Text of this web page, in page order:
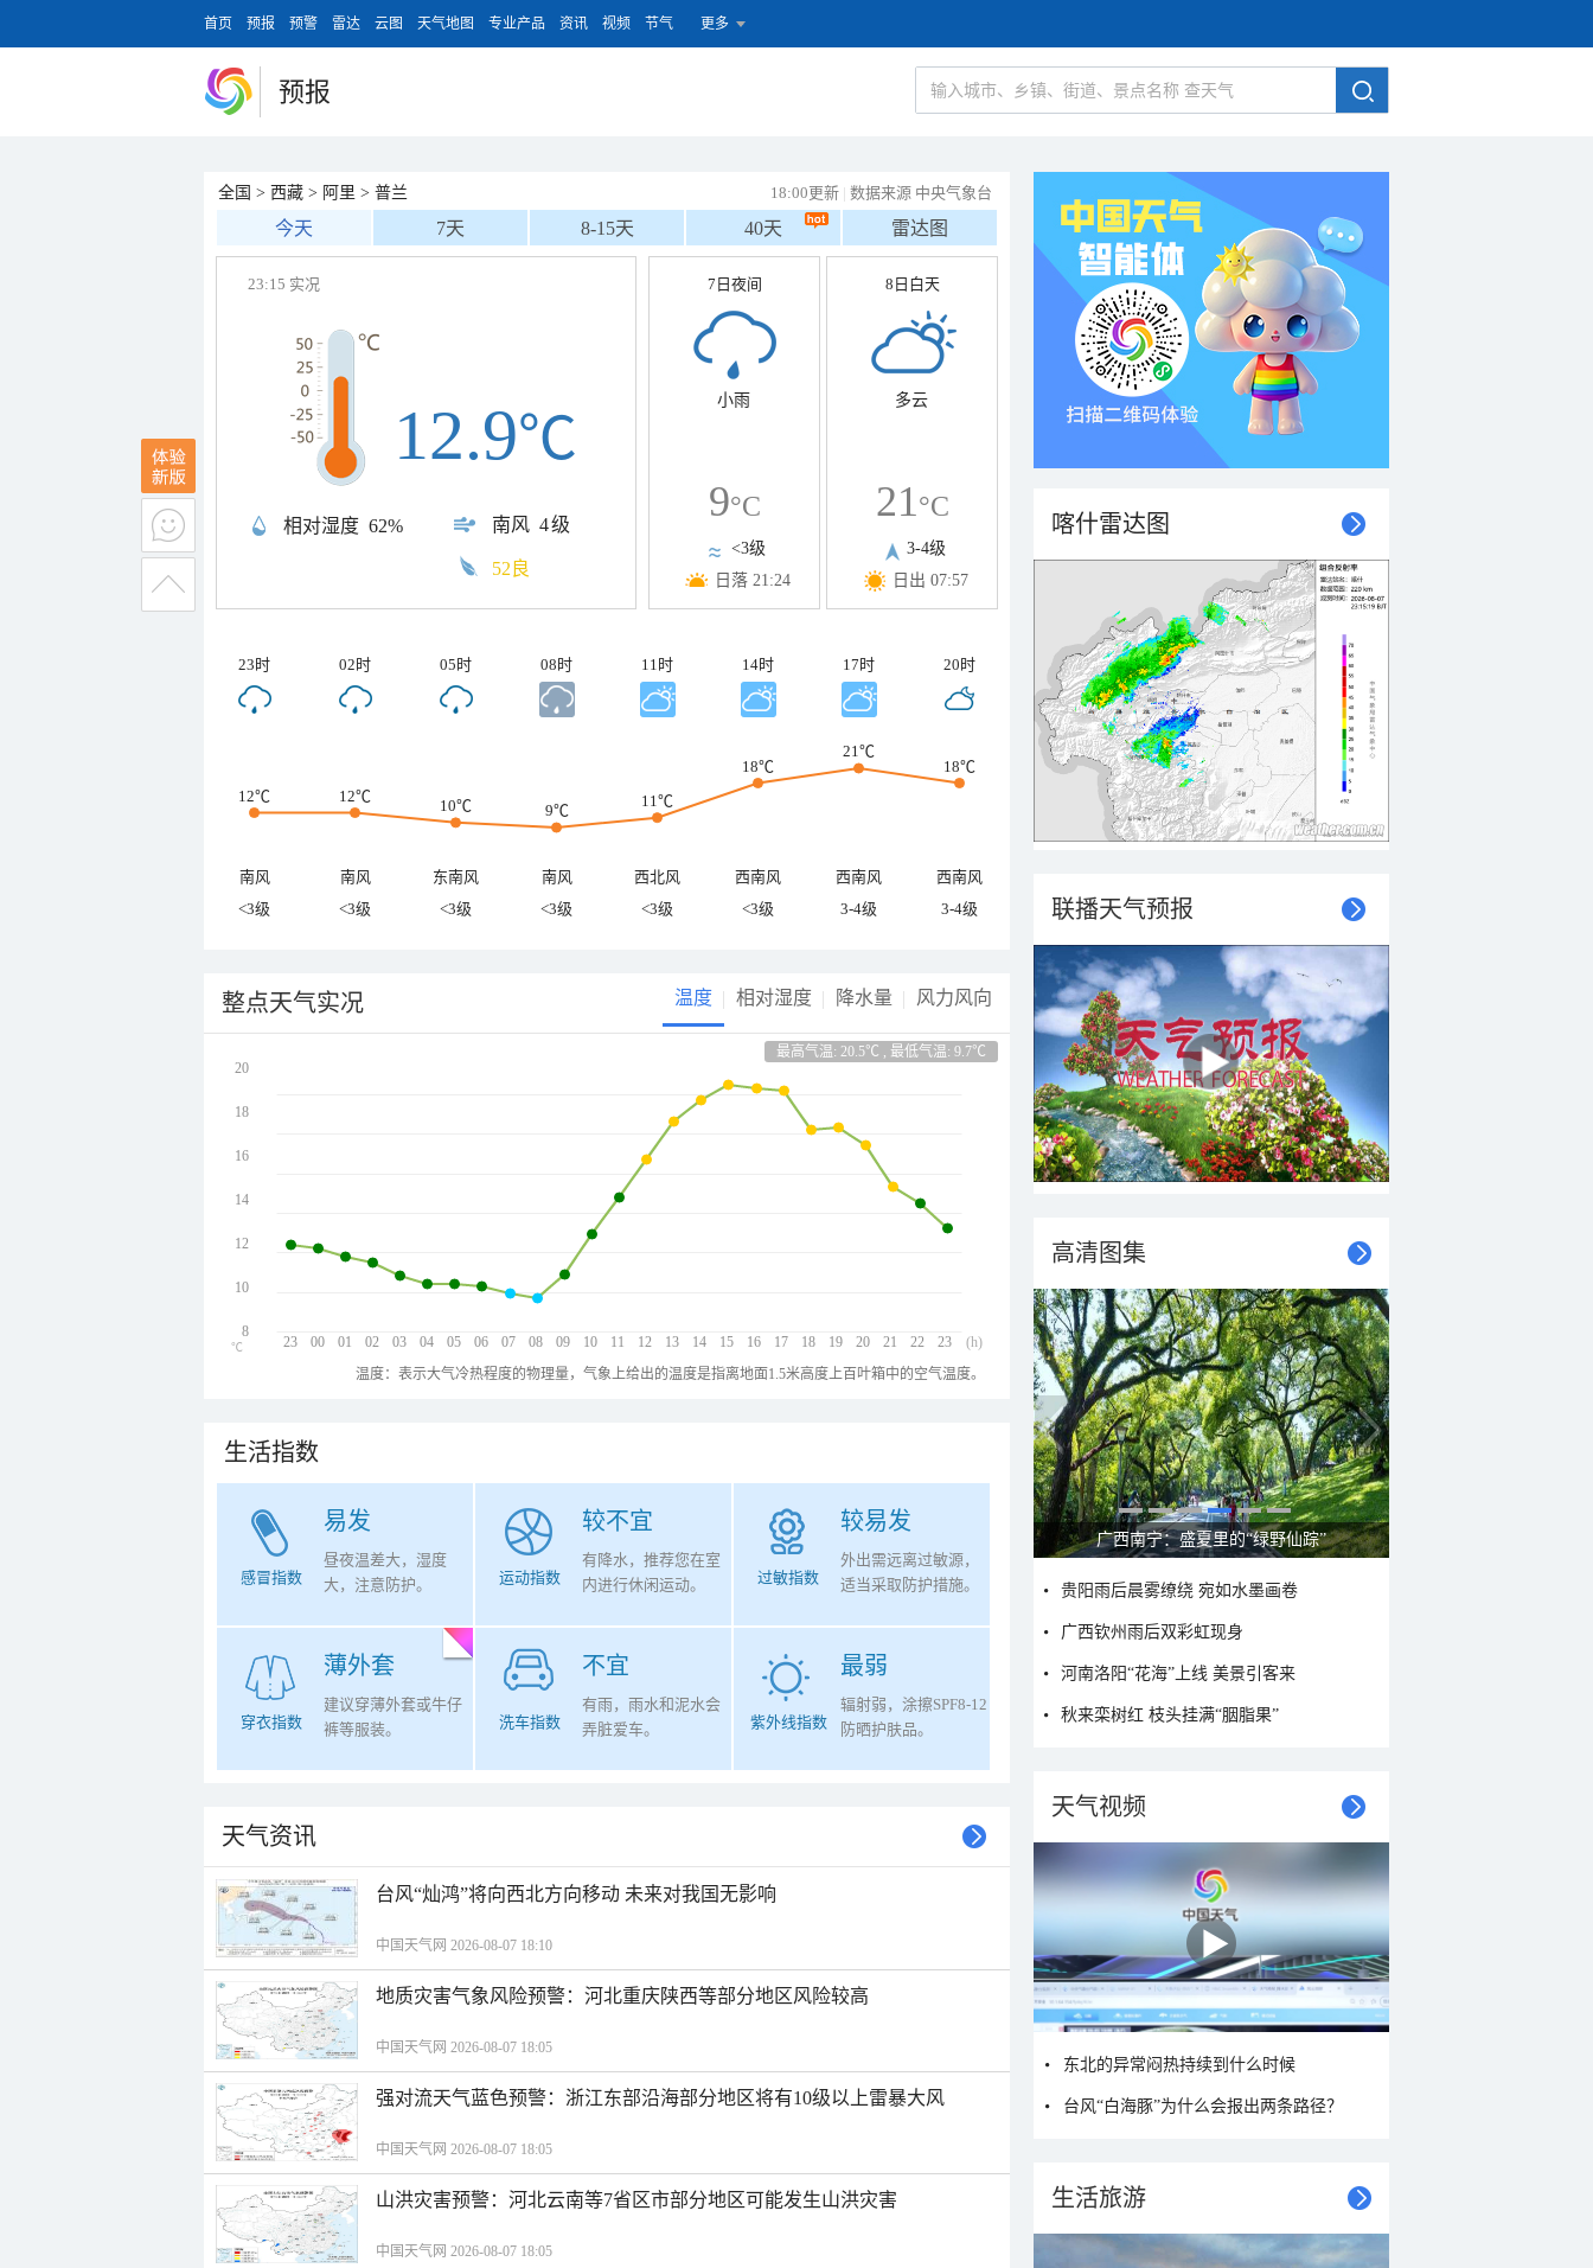
首页 预报 预警 雷达 云图 天气地图 专业产品 资讯 视频 节气 更多
预报
全国 > 西藏 > 阿里 > 普兰 18:00更新 | 数据来源 中央气象台
今天 7天 8-15天 40天 雷达图
23:15 实况
相对湿度 62% 南风 4级
12.9℃
52良
7日夜间
小雨
9°C
<3级
日落 21:24
8日白天
多云
21°C
3-4级
日出 07:57
23时 02时 05时 08时 11时 14时 17时 20时
12℃ 12℃
10℃ 9℃
11℃
18℃
21℃
18℃
南风 南风 东南风 南风 西北风 西南风 西南风
西南风
<3级
<3级 <3级 <3级 <3级 <3级 3-4级 3-4级
整点天气实况 温度 相对湿度 降水量 风力风向
最高气温: 20.5℃ , 最低气温: 9.7℃
23 00 01 02 03 04 05 06 07 08 09 10 11 12 13 14 15 16 17 18 19 20 21 22 23
20
18
16
14
12
10
8
(h)
℃
温度：表示大气冷热程度的物理量，气象上给出的温度是指离地面1.5米高度上百叶箱中的空气温度。
生活指数
易发
感冒指数
昼夜温差大，湿度
大，注意防护。
较不宜
运动指数
有降水，推荐您在室
内进行休闲运动。
较易发
过敏指数
外出需远离过敏源，
适当采取防护措施。
薄外套
穿衣指数
建议穿薄外套或牛仔
裤等服装。
不宜
洗车指数
有雨，雨水和泥水会
弄脏爱车。
最弱
紫外线指数
辐射弱，涂擦SPF8-12
防晒护肤品。
天气资讯
台风“灿鸿”将向西北方向移动 未来对我国无影响
中国天气网 2026-08-07 18:10
地质灾害气象风险预警：河北重庆陕西等部分地区风险较高
中国天气网 2026-08-07 18:05
强对流天气蓝色预警：浙江东部沿海部分地区将有10级以上雷暴大风
中国天气网 2026-08-07 18:05
山洪灾害预警：河北云南等7省区市部分地区可能发生山洪灾害
中国天气网 2026-08-07 18:05
喀什雷达图
联播天气预报
高清图集
广西南宁：盛夏里的“绿野仙踪”
贵阳雨后晨雾缭绕 宛如水墨画卷
广西钦州雨后双彩虹现身
河南洛阳“花海”上线 美景引客来
秋来栾树红 枝头挂满“胭脂果”
天气视频
东北的异常闷热持续到什么时候
台风“白海豚”为什么会报出两条路径？
生活旅游